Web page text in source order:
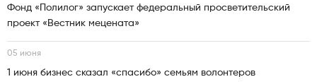
Фонд «Полилог» запускает федеральный просветительский
проект «Вестник мецената»
05 июня
1 июня бизнес сказал «спасибо» семьям волонтеров